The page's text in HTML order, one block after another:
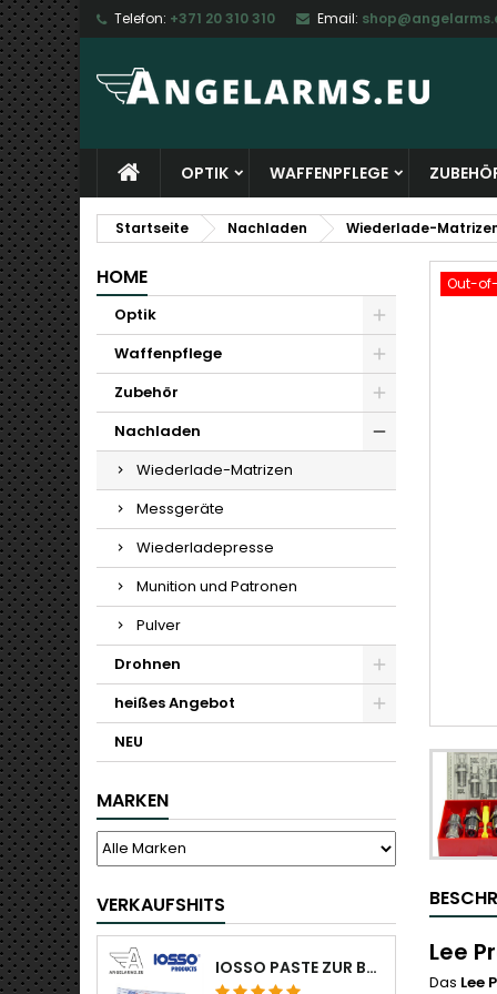
Telefon: +371 20 310 310 Email:
OPTIK WAFFENPFLEGE
Startseite Nachladen Wiederlade-
HOME
Optik
Waffenpflege
Zubehör
Nachladen
Wiederlade-Matrizen
Messgeräte
Wiederladepresse
Munition und Patronen
Pulver
Drohnen
heißes Angebot
NEU
MARKEN
VERKAUFSHITS
IOSSO PASTE ZUR BOHRUNGSREINIGUNG
Out-
Lee
Das Lee